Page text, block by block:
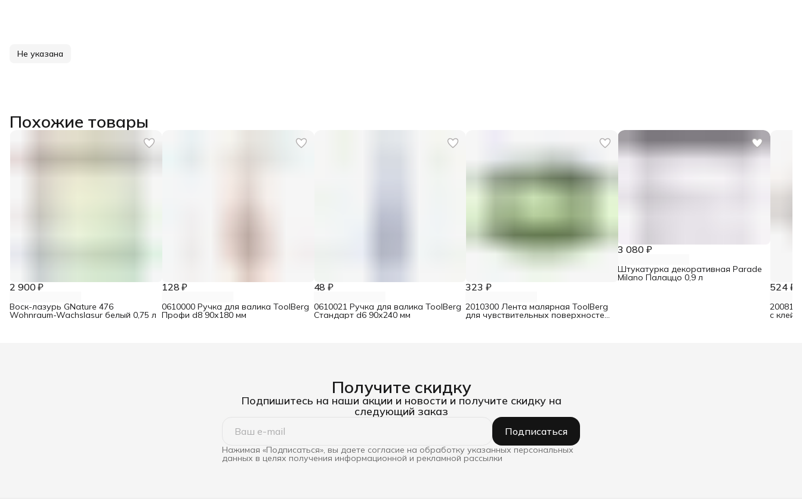
Не указана
Похожие товары
2 900 ₽
Воск-лазурь GNature 476
Wohnraum-Wachslasur белый 0,75 л
128 ₽
0610000 Ручка для валика ToolBerg
Профи d8 90х180 мм
48 ₽
0610021 Ручка для валика ToolBerg
Стандарт d6 90х240 мм
323 ₽
2010300 Лента малярная ToolBerg
для чувствительных поверхностей
3 080 ₽
Штукатурка декоративная Parade
Milano Палаццо 0,9 л
524 ₽
с
Получите скидку
Подпишитесь на наши акции и новости и получите скидку на
следующий заказ
Подписаться
Нажимая «Подписаться», вы даете согласие на обработку указанных персональных
данных в целях получения информационной и рекламной рассылки